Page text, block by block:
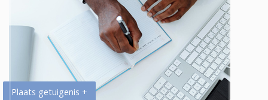
Plaats getuigenis +